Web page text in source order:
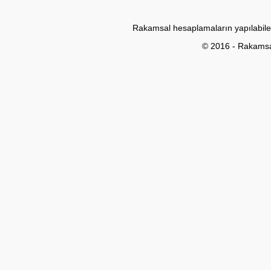
Rakamsal hesaplamaların
© 2016 -